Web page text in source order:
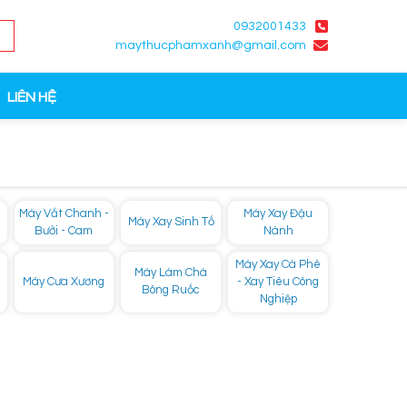
0932001433
maythucphamxanh@gmail.com
LIÊN HỆ
Máy Vắt Chanh -
Bưởi - Cam
Máy Xay Sinh Tố
Máy Xay Đậu
Nành
Máy Cưa Xương
Máy Làm Chà
Bông Ruốc
Máy Xay Cà Phê
- Xay Tiêu Công
Nghiệp